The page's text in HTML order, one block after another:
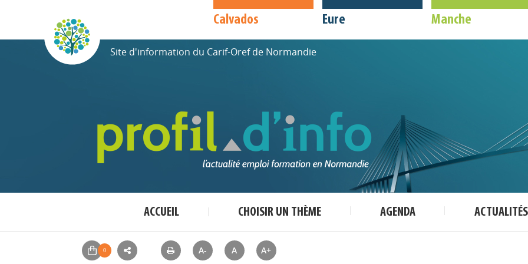
Calvados Eure Manche
Site d'information du Carif-Oref de Normandie
ACCUEIL CHOISIR UN THÈME AGENDA ACTUALITÉS
A- A A+